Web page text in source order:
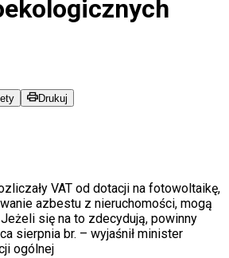
Drukuj
VAT od dotacji na fotowoltaikę,
azbestu z nieruchomości, mogą
się na to zdecydują, powinny
sierpnia br. – wyjaśnił minister
ogólnej